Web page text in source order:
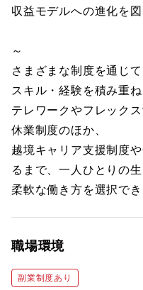
収益モデルへの進化を図
～
さまざまな制度を通じ
スキル・経験を積み重
テレワークやフレック
休業制度のほか、
越境キャリア支援制度
るまで、一人ひとりの
柔軟な働き方を選択で
職場環境
副業制度あり